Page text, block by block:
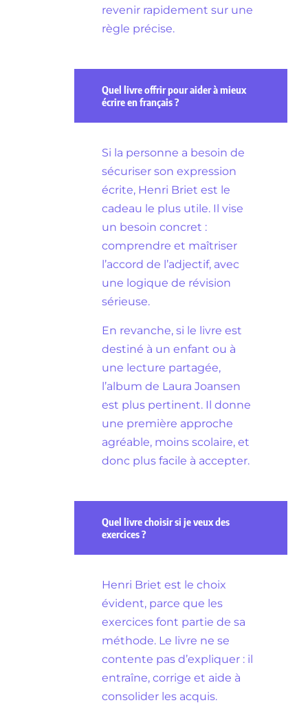
revenir rapidement sur une
règle précise.
Quel livre offrir pour aider à mieux
écrire en français ?
Si la personne a besoin de
sécuriser son expression
écrite, Henri Briet est le
cadeau le plus utile. Il vise
un besoin concret :
comprendre et maîtriser
l’accord de l’adjectif, avec
une logique de révision
sérieuse.
En revanche, si le livre est
destiné à un enfant ou à
une lecture partagée,
l’album de Laura Joansen
est plus pertinent. Il donne
une première approche
agréable, moins scolaire, et
donc plus facile à accepter.
Quel livre choisir si je veux des
exercices ?
Henri Briet est le choix
évident, parce que les
exercices font partie de sa
méthode. Le livre ne se
contente pas d’expliquer : il
entraîne, corrige et aide à
consolider les acquis.